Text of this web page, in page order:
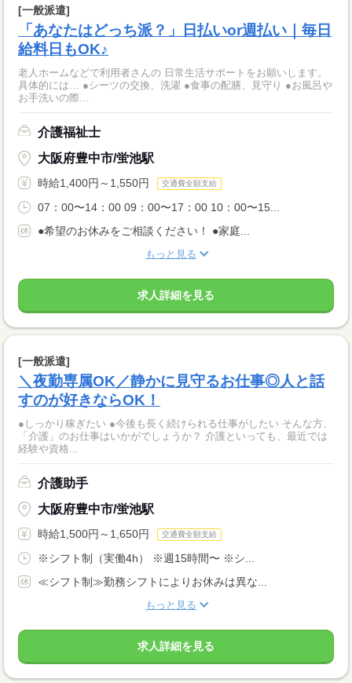
[一般派遣]
「あなたはどっち派？」日払いor週払い｜毎日
給料日もOK♪
老人ホームなどで利用者さんの 日常生活サポートをお願いします。
具体的には… ●シーツの交換、洗濯 ●食事の配膳、見守り ●お風呂や
お手洗いの際...
介護福祉士
大阪府豊中市/蛍池駅
時給1,400円～1,550円 交通費全額支給
07：00〜14：00 09：00〜17：00 10：00〜15...
●希望のお休みをご相談ください！ ●家庭...
もっと見る
求人詳細を見る
[一般派遣]
＼夜勤専属OK／静かに見守るお仕事◎人と話
すのが好きならOK！
●しっかり稼ぎたい ●今後も長く続けられる仕事がしたい そんな方、
「介護」のお仕事はいかがでしょうか？ 介護といっても、最近では
経験や資格...
介護助手
大阪府豊中市/蛍池駅
時給1,500円～1,650円 交通費全額支給
※シフト制（実働4h） ※週15時間〜 ※シ...
≪シフト制≫勤務シフトによりお休みは異な...
もっと見る
求人詳細を見る